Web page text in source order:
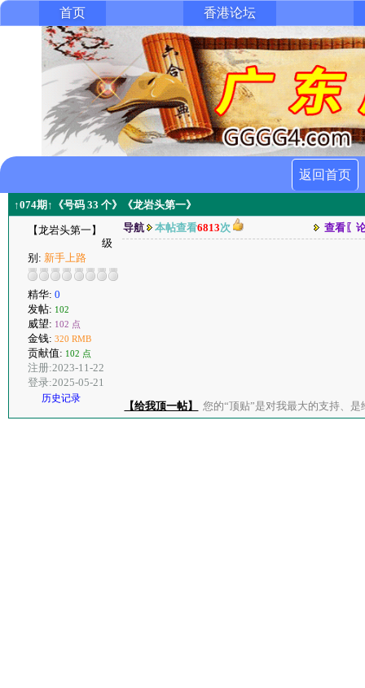
首页 香港论坛
返回首页
↑074期↑《号码 33 个》《龙岩头第一》
【龙岩头第一】
级
别: 新手上路
精华: 0
发帖: 102
威望: 102 点
金钱: 320 RMB
贡献值: 102 点
注册:2023-11-22
登录:2025-05-21
历史记录
导航 本帖查看6813次 查看〖
【给我顶一帖】 您的“顶贴”是对我最大的支持、